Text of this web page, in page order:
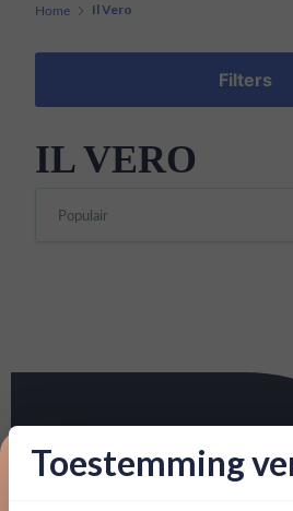
Home Il Vero
Filters
IL VERO
Toestemming
Proost op je